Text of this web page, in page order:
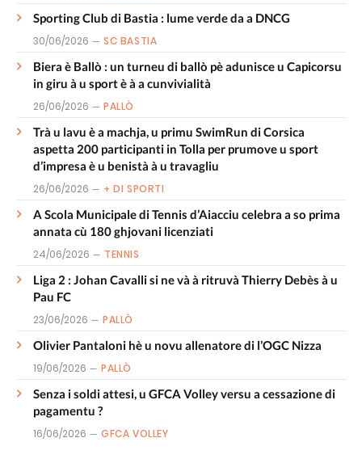
Sporting Club di Bastia : lume verde da a DNCG
30/06/2026 SC BASTIA
Biera è Ballò : un turneu di ballò pè adunisce u Capicorsu
in giru à u sport è à a cunvivialità
26/06/2026 PALLÒ
Trà u lavu è a machja, u primu SwimRun di Corsica
aspetta 200 participanti in Tolla per prumove u sport
d’impresa è u benistà à u travagliu
26/06/2026 + DI SPORTI
A Scola Municipale di Tennis d’Aiacciu celebra a so prima
annata cù 180 ghjovani licenziati
24/06/2026 TENNIS
Liga 2 : Johan Cavalli si ne và à ritruvà Thierry Debès à u
Pau FC
23/06/2026 PALLÒ
Olivier Pantaloni hè u novu allenatore di l’OGC Nizza
19/06/2026 PALLÒ
Senza i soldi attesi, u GFCA Volley versu a cessazione di
pagamentu ?
16/06/2026 GFCA VOLLEY